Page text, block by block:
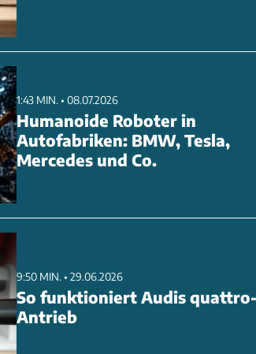
1:43 MIN. • 08.07.2026
Humanoide Roboter in
Autofabriken: BMW, Tesla,
Mercedes und Co.
9:50 MIN. • 29.06.2026
So funktioniert Audis
Antrieb